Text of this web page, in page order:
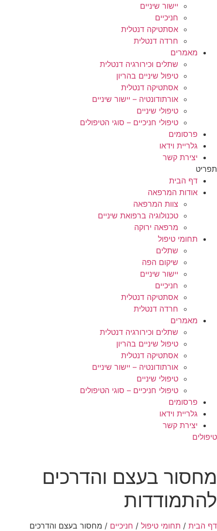
יישור שיניים
חניכיים
אסתטיקה דנטלית
חרדה דנטלית
מאמרים
שתלים וכירורגיה דנטלית
טיפול שיניים בהריון
אסתטיקה דנטלית
אורתודונטיה – יישור שיניים
טיפולי שיניים
טיפולי חניכיים – סוגי הטיפולים
פרסומים
גלריית וידאו
יצירת קשר
תפריט
דף הבית
אודות המרפאה
צוות המרפאה
טכנולוגיה ברפואת שיניים
מרפאה ירוקה
תחומי טיפול
שתלים
שיקום הפה
יישור שיניים
חניכיים
אסתטיקה דנטלית
חרדה דנטלית
מאמרים
שתלים וכירורגיה דנטלית
טיפול שיניים בהריון
אסתטיקה דנטלית
אורתודונטיה – יישור שיניים
טיפולי שיניים
טיפולי חניכיים – סוגי הטיפולים
פרסומים
גלריית וידאו
יצירת קשר
טיפולים
מחסור בעצם והדרכים
להתמודדות
דף הבית / תחומי טיפול / חניכיים / מחסור בעצם והדרכים